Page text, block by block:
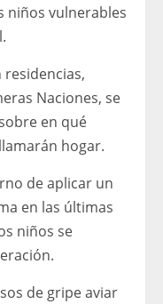
niños vulnerables
residencias,
Naciones, se
en qué
hogar.
de aplicar un
en las últimas
niños se
de gripe aviar